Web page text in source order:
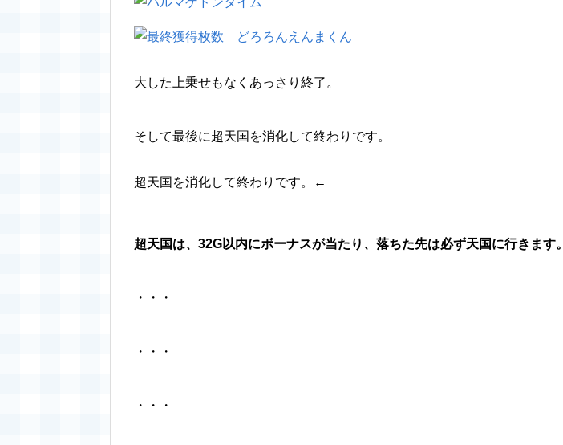
大した上乗せもなくあっさり終了。
そして最後に超天国を消化して終わりです。
超天国を消化して終わりです。←
超天国は、32G以内にボーナスが当たり、落ちた先は必ず天国に行きます。
・・・
・・・
・・・